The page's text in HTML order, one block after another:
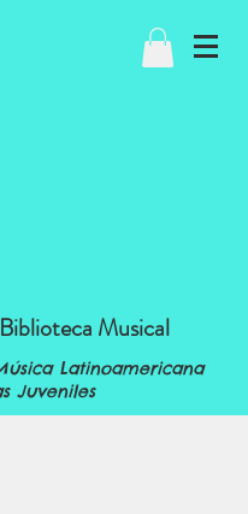
Musical
Latinoamericana
Juveniles